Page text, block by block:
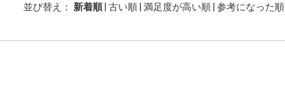
並び替え： 新着順 古い順 満足度が高い順 参考になった順